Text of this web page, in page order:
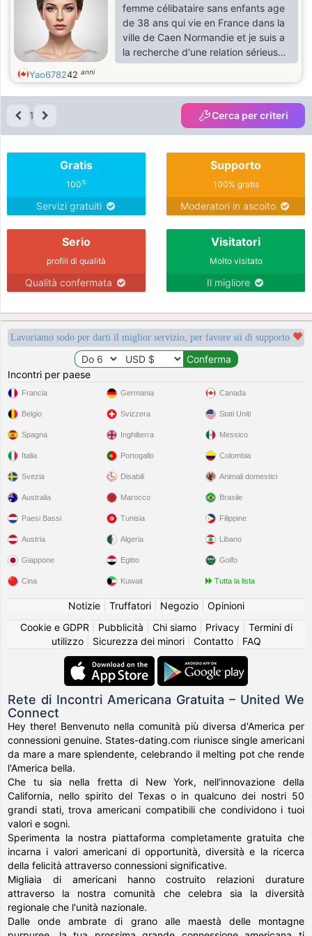
femme célibataire sans enfants age
de 38 ans qui vie en France dans la
ville de Caen Normandie et je suis a
la recherche d'une relation sérieuse
basé sur la confiance et le fidélité
avec la loyauté et vous ?
Yao678242 anni
1 Cerca per criteri
Gratis
100%
Servizi gratuiti
Supporto
100% gratis
Moderatori in ascolto
Serio
profili di qualità
Qualità confermata
Visitatori
Molto visitato
Il migliore
Lavoriamo sodo per darti il miglior servizio, per favore sii di supporto
Incontri per paese
Francia
Belgio
Spagna
Italia
Svezia
Germania
Svizzera
Inghilterra
Portogallo
Disabili
Canada
Stati Uniti
Messico
Colombia
Animali domestici
Australia
Paesi Bassi
Austria
Giappone
Cina
Marocco
Tunisia
Algeria
Egitto
Kuwait
Brasile
Filippine
Libano
Golfo
Tutta la lista
Notizie| Truffatori| Negozio| Opinioni
Cookie e GDPR
Pubblicità Chi siamo| Privacy| Termini di
utilizzo| Sicurezza dei minori| Contatto| FAQ
Rete di Incontri Americana Gratuita – United We
Connect
Hey there! Benvenuto nella comunità più diversa d'America per
connessioni genuine. States-dating.com riunisce single americani
da mare a mare splendente, celebrando il melting pot che rende
l'America bella.
Che tu sia nella fretta di New York, nell'innovazione della
California, nello spirito del Texas o in qualcuno dei nostri 50
grandi stati, trova americani compatibili che condividono i tuoi
valori e sogni.
Sperimenta la nostra piattaforma completamente gratuita che
incarna i valori americani di opportunità, diversità e la ricerca
della felicità attraverso connessioni significative.
Migliaia di americani hanno costruito relazioni durature
attraverso la nostra comunità che celebra sia la diversità
regionale che l'unità nazionale.
Dalle onde ambrate di grano alle maestà delle montagne